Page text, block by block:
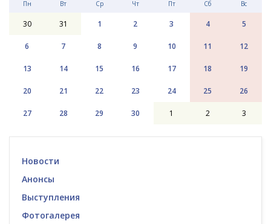
Пн Вт Ср Чт Пт Сб Вс
30 31 1 2 3 4 5
6 7 8 9 10 11 12
13 14 15 16 17 18 19
20 21 22 23 24 25 26
27 28 29 30 1 2 3
Новости
Анонсы
Выступления
Фотогалерея